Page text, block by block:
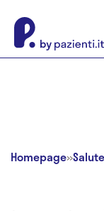
Homepage»Salute